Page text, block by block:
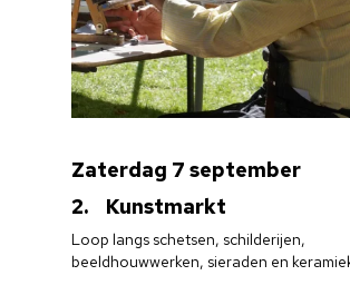
Zaterdag 7 september
2. Kunstmarkt
Loop langs schetsen, schilderijen,
beeldhouwwerken, sieraden en